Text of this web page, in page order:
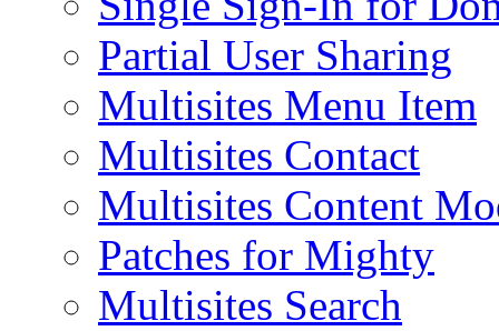
Partial User Sharing
Multisites Menu Item
Multisites Contact
Multisites Content
Patches for Mighty
Multisites Search